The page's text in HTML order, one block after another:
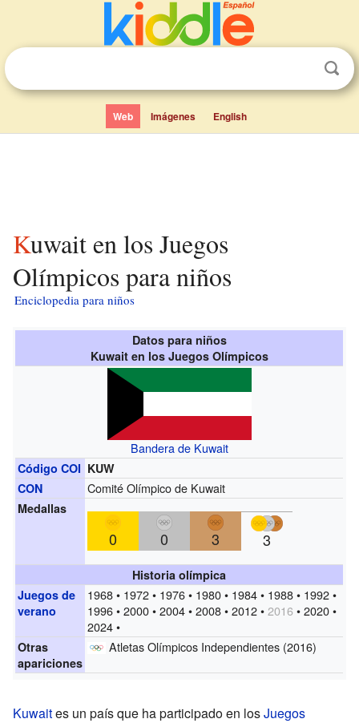
Web Imágenes English
Kuwait en los Juegos
Olímpicos para niños
Enciclopedia para niños
Datos para niños
Kuwait en los Juegos Olímpicos
Bandera de Kuwait
Código COI KUW
CON
Comité Olímpico de Kuwait
Medallas
0 0 3 3
Historia olímpica
Juegos de
verano
1968 • 1972 • 1976 • 1980 • 1984 • 1988 • 1992 •
1996 • 2000 • 2004 • 2008 • 2012 • 2016• 2020 •
2024 •
Otras
apariciones
Atletas Olímpicos Independientes (2016)
Kuwaites un país que ha participado en losJuegos